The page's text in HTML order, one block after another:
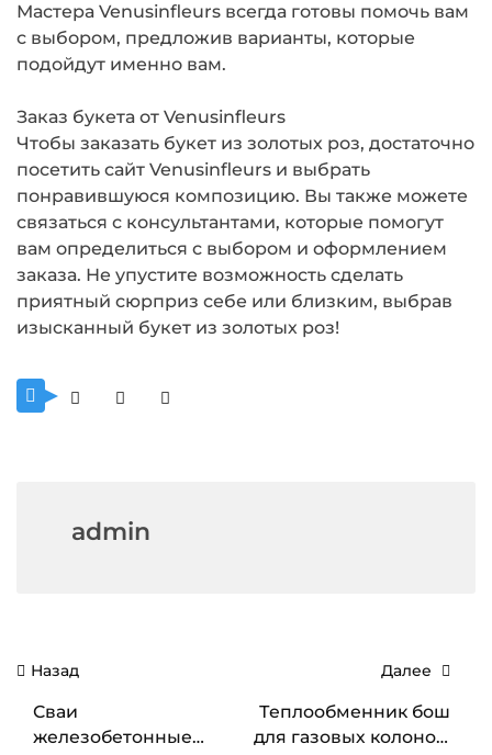
Мастера Venusinfleurs всегда готовы помочь вам
с выбором, предложив варианты, которые
подойдут именно вам.
Заказ букета от Venusinfleurs
Чтобы заказать букет из золотых роз, достаточно
посетить сайт Venusinfleurs и выбрать
понравившуюся композицию. Вы также можете
связаться с консультантами, которые помогут
вам определиться с выбором и оформлением
заказа. Не упустите возможность сделать
приятный сюрприз себе или близким, выбрав
изысканный букет из золотых роз!
admin
Навигация
записям
Назад
Сваи
железобетонные
Далее
Теплообменник бош
для газовых колонок: